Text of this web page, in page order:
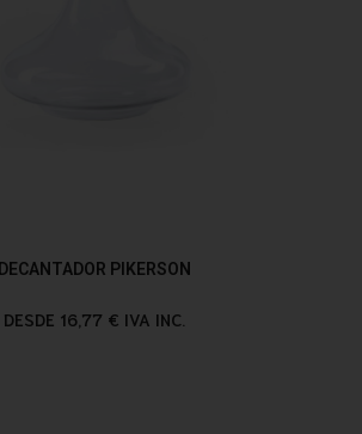
DECANTADOR PIKERSON
DESDE 16,77 € IVA INC.